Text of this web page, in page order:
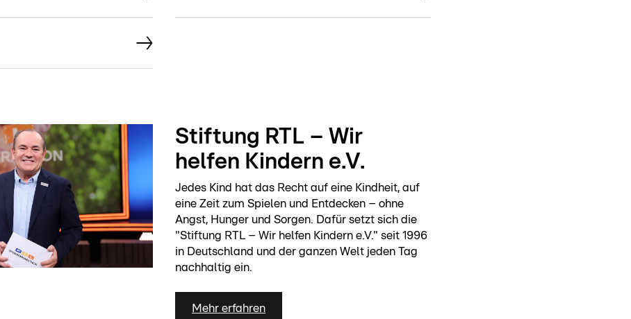
Stiftung RTL – Wir
helfen Kindern e.V.
Jedes Kind hat das Recht auf eine Kindheit, auf
eine Zeit zum Spielen und Entdecken – ohne
Angst, Hunger und Sorgen. Dafür setzt sich die
"Stiftung RTL – Wir helfen Kindern e.V." seit 1996
in Deutschland und der ganzen Welt jeden Tag
nachhaltig ein.
Mehr erfahren